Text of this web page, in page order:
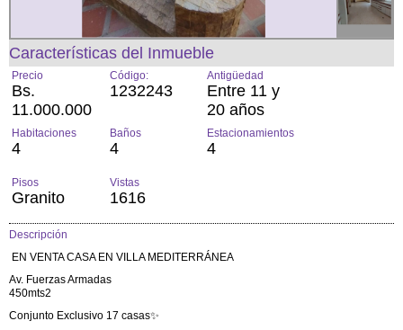
Características del Inmueble
Precio
Bs.
11.000.000
Código:
1232243
Antigüedad
Entre 11 y
20 años
Habitaciones
4
Baños
4
Estacionamientos
4
Pisos
Granito
Vistas
1616
Descripción
EN VENTA CASA EN VILLA MEDITERRÁNEA
Av. Fuerzas Armadas
450mts2
Conjunto Exclusivo 17 casas✨